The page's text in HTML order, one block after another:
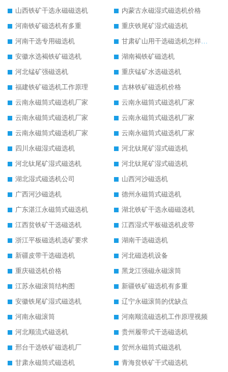
山西铁矿干选永磁磁选机
内蒙古永磁湿式磁选机价格
河南铁矿磁选机有多重
重庆铁尾矿湿式磁选机
河南干选专用磁选机
甘肃矿山用干选磁选机怎样调磁
安徽水选褐铁矿磁选机
湖南褐铁矿磁选机
河北锰矿强磁选机
重庆锰矿水选磁选机
福建铁矿磁选机工作原理
吉林铁矿磁选机价格
云南永磁筒式磁选机厂家
云南永磁筒式磁选机厂家
云南永磁筒式磁选机厂家
云南永磁筒式磁选机厂家
云南永磁筒式磁选机厂家
云南永磁筒式磁选机厂家
四川永磁湿式磁选机
河北钛尾矿湿式磁选机
河北钛尾矿湿式磁选机
河北钛尾矿湿式磁选机
湖北湿式磁选机公司
山西河沙磁选机
广西河沙磁选机
德州永磁筒式磁选机
广东湛江永磁筒式磁选机
湖北铁矿干选永磁磁选机
江西贫铁矿干选磁选机
江西湿式平板磁选机皮带
浙江平板磁选机选矿要求
湖南干选磁选机
新疆皮带干选磁选机
河北磁选机设备
重庆磁选机价格
黑龙江强磁永磁滚筒
江苏永磁滚筒结构图
新疆铁矿磁选机有多重
安徽铁尾矿湿式磁选机
辽宁永磁滚筒的优缺点
河南永磁滚筒
河南顺流磁选机工作原理视频
河北顺流式磁选机
贵州履带式干选磁选机
邢台干选铁矿磁选机厂
贺州永磁筒式磁选机
甘肃永磁筒式磁选机
青海贫铁矿干式磁选机